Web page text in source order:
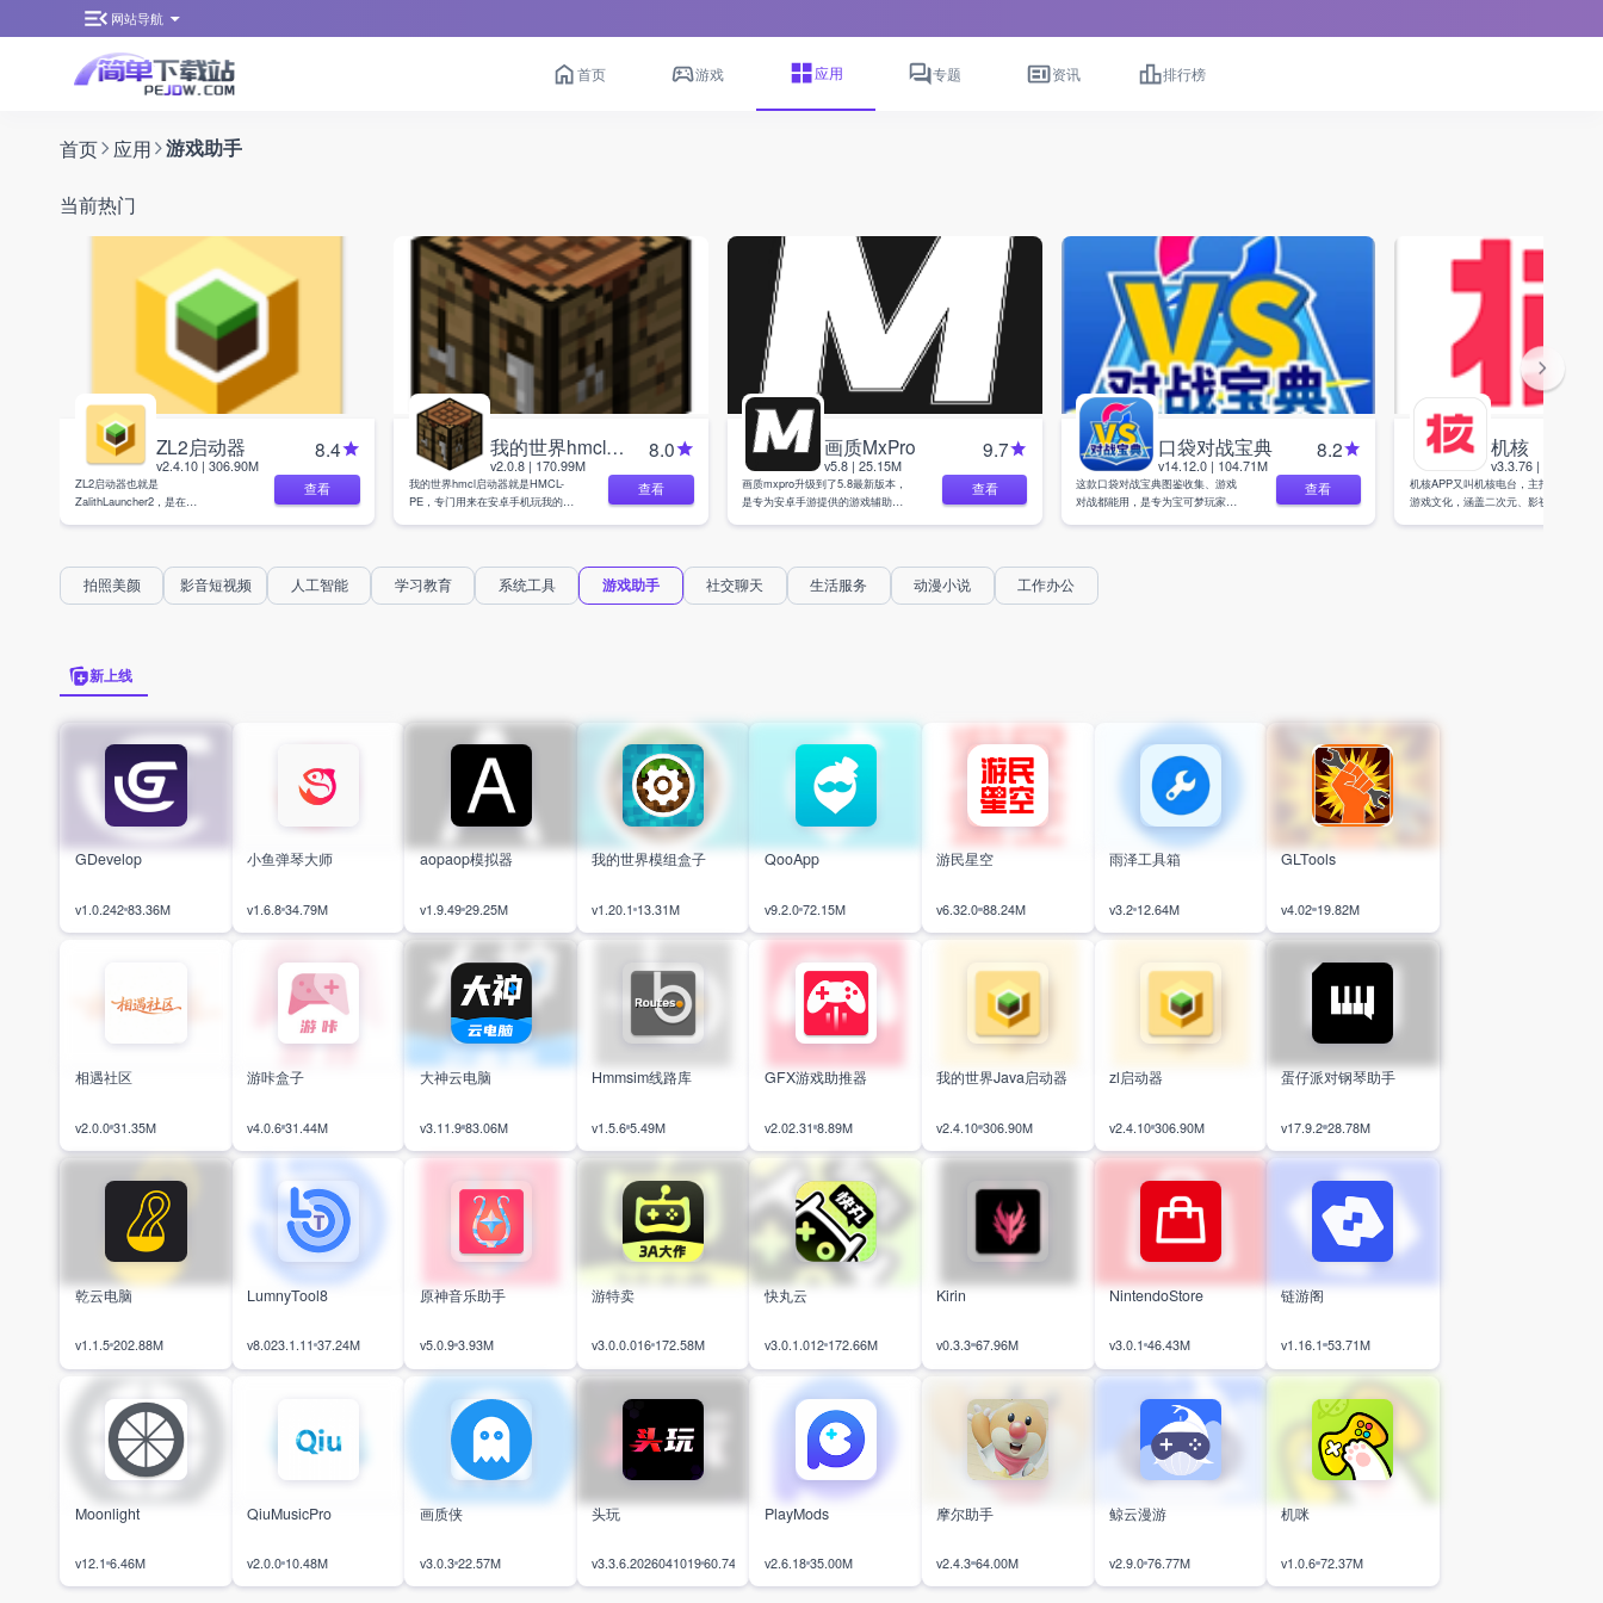
网站导航
首页 游戏 应用 专题 资讯 排行榜
首页 应用 游戏助手
当前热门
ZL2启动器
v2.4.10 | 306.90M
8.4
ZL2启动器也就是
ZalithLauncher2，是在
用折腾电脑。它可以同时装好多个
游戏版本，还支持各类渲染插件，
版本之间相互隔离互不干扰。上手
端我的世界。
查看
我的世界hmcl启动器
v2.0.8 | 170.99M
8.0
我的世界hmcl启动器就是HMCL-
PE，专门用来在安卓手机玩我的世
感也远不如电脑端。想在手机体验
Java版内容就可以试试它，不用繁
琐设置，手机就能直接运行。各类
查看
画质MxPro
v5.8 | 25.15M
9.7
画质mxpro升级到了5.8最新版本，
是专为安卓手游提供的游戏辅助工
超广角、分辨率、准星、美化包
等，根据自己的需求打造游戏参
数，从而加速游戏通关。
查看
口袋对战宝典
v14.12.0 | 104.71M
8.2
这款口袋对战宝典图鉴收集、游戏
对战都能用，是专为宝可梦玩家打
略的麻烦。内置队伍导入、数值、
具，轻松优化阵容，摸清精灵强
查看
机核
v3.3.76 | 136.87M
机核APP又叫机核电台，主打深度
游戏文化，涵盖二次元、影视、游
拍照美颜 影音短视频 人工智能 学习教育 系统工具 游戏助手 社交聊天 生活服务 动漫小说 工作办公
新上线
GDevelop
v1.0.242 83.36M
小鱼弹琴大师
v1.6.8 34.79M
aopaop模拟器
v1.9.49 29.25M
我的世界模组盒子
v1.20.1 13.31M
QooApp
v9.2.0 72.15M
游民星空
v6.32.0 88.24M
雨泽工具箱
v3.2 12.64M
GLTools
v4.02 19.82M
相遇社区
v2.0.0 31.35M
游咔盒子
v4.0.6 31.44M
大神云电脑
v3.11.9 83.06M
Hmmsim线路库
v1.5.6 5.49M
GFX游戏助推器
v2.02.31 8.89M
我的世界Java启动器
v2.4.10 306.90M
zl启动器
v2.4.10 306.90M
蛋仔派对钢琴助手
v17.9.2 28.78M
乾云电脑
v1.1.5 202.88M
LumnyTool8
v8.023.1.11 37.24M
原神音乐助手
v5.0.9 3.93M
游特卖
v3.0.0.016 172.58M
快丸云
v3.0.1.012 172.66M
Kirin
v0.3.3 67.96M
NintendoStore
v3.0.1 46.43M
链游阁
v1.16.1 53.71M
Moonlight
v12.1 6.46M
QiuMusicPro
v2.0.0 10.48M
画质侠
v3.0.3 22.57M
头玩
v3.3.6.202604101919_314
60.74M
PlayMods
v2.6.18 35.00M
摩尔助手
v2.4.3 64.00M
鲸云漫游
v2.9.0 76.77M
机咪
v1.0.6 72.37M